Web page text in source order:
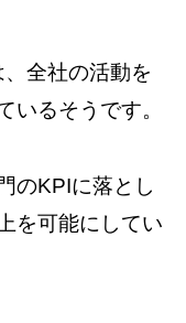
全社の活動を
いるそうです。
のKPIに落とし
を可能にしてい